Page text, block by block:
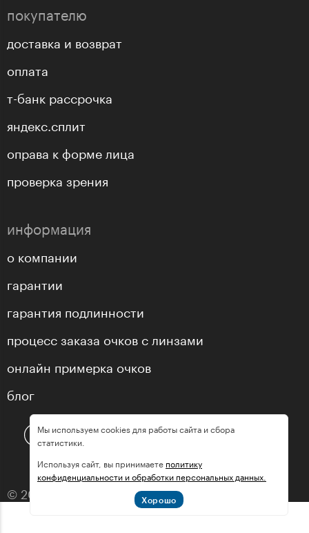
покупателю
доставка и возврат
оплата
т-банк рассрочка
яндекс.сплит
оправа к форме лица
проверка зрения
информация
о компании
гарантии
гарантия подлинности
процесс заказа очков с линзами
онлайн примерка очков
блог
© 2013—2026 оптика «МастерГлассес»
Мы используем cookies для работы сайта и сбора
статистики.
Используя сайт, вы принимаете политику
конфиденциальности и обработки персональных данных.
Хорошо